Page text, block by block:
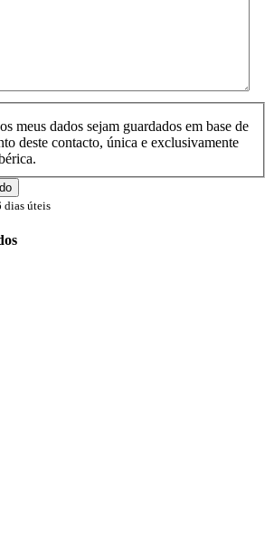
meus dados sejam guardados em base de
deste contacto, única e exclusivamente
dias úteis